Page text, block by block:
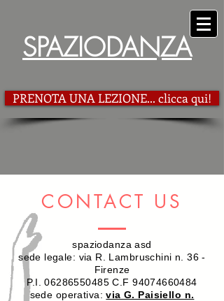
SPAZIODANZA
PRENOTA UNA LEZIONE... clicca qui!
CONTACT US
spaziodanza asd
sede legale: via R. Lambruschini n. 36 -
Firenze
P.I. 06286550485 C.F 94074660484
sede operativa:via G. Paisiello n.